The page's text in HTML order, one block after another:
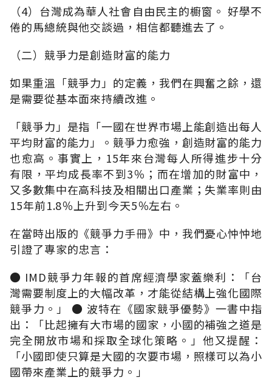
（4）台灣成為華人社會自由民主的櫥窗。 好學不
倦的馬總統與他交談過，相信都聽進去了。
（二）競爭力是創造財富的能力
如果重溫「競爭力」的定義，我們在興奮之餘，還
是需要從基本面來持續改進。
「競爭力」是指「一國在世界市場上能創造出每人
平均財富的能力」。競爭力愈強，創造財富的能力
也愈高。事實上，15年來台灣每人所得進步十分
有限，平均成長率不到3％；而在增加的財富中，
又多數集中在高科技及相關出口產業；失業率則由
15年前1.8％上升到今天5％左右。
在當時出版的《競爭力手冊》中，我們憂心忡忡地
引證了專家的忠言：
● IMD競爭力年報的首席經濟學家蓋樂利：「台
灣需要制度上的大幅改革，才能從結構上強化國際
競爭力。」 ● 波特在《國家競爭優勢》一書中指
出：「比起擁有大市場的國家，小國的補強之道是
完全開放市場和採取全球化策略。」他又提醒：
「小國即使只算是大國的次要市場，照樣可以為小
國帶來產業上的競爭力。」